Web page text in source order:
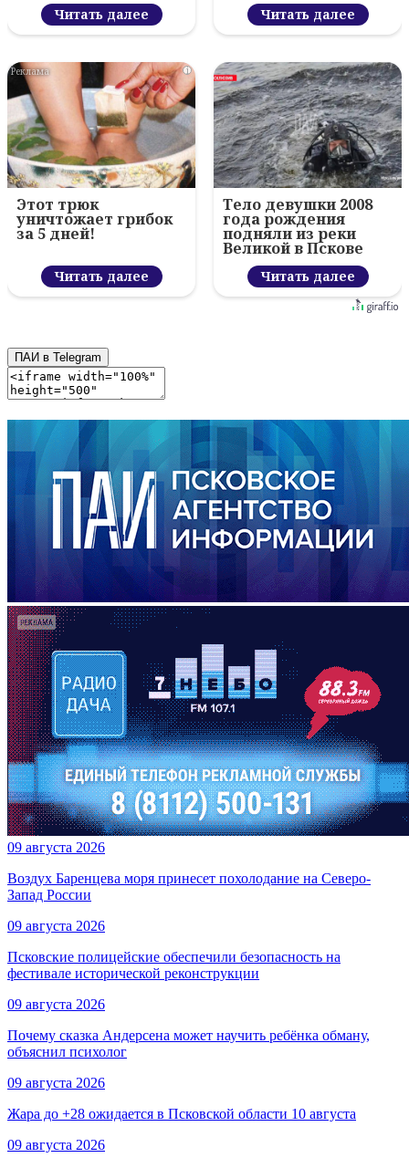
Читать далее Читать далее
i
Этот трюк
уничтожает грибок
за 5 дней!
Читать далее
Тело девушки 2008
года рождения
подняли из реки
Великой в Пскове
Читать далее
ПАИ в Telegram
09 августа 2026
Воздух Баренцева моря принесет похолодание на Северо-
Запад России
09 августа 2026
Псковские полицейские обеспечили безопасность на
фестивале исторической реконструкции
09 августа 2026
Почему сказка Андерсена может научить ребёнка обману,
объяснил психолог
09 августа 2026
Жара до +28 ожидается в Псковской области 10 августа
09 августа 2026